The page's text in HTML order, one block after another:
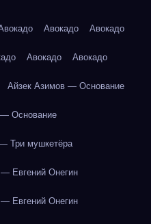
Авокадо Авокадо
Авокадо Авокадо
Айзек Азимов — Основание
Основание
Три мушкетёра
Евгений Онегин
Евгений Онегин